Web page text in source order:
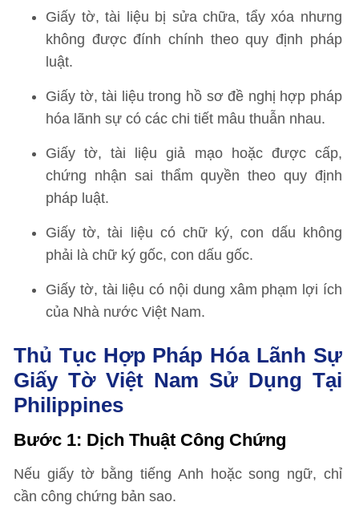
Giấy tờ, tài liệu bị sửa chữa, tẩy xóa nhưng
không được đính chính theo quy định pháp
luật.
Giấy tờ, tài liệu trong hồ sơ đề nghị hợp pháp
hóa lãnh sự có các chi tiết mâu thuẫn nhau.
Giấy tờ, tài liệu giả mạo hoặc được cấp,
chứng nhận sai thẩm quyền theo quy định
pháp luật.
Giấy tờ, tài liệu có chữ ký, con dấu không
phải là chữ ký gốc, con dấu gốc.
Giấy tờ, tài liệu có nội dung xâm phạm lợi ích
của Nhà nước Việt Nam.
Thủ Tục Hợp Pháp Hóa Lãnh Sự
Giấy Tờ Việt Nam Sử Dụng Tại
Philippines
Bước 1: Dịch Thuật Công Chứng
Nếu giấy tờ bằng tiếng Anh hoặc song ngữ, chỉ
cần công chứng bản sao.